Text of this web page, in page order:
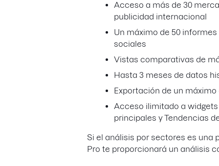
Acceso a más de 30
publicidad internacional
Un máximo de 50
sociales
Vistas comparativas de
Hasta 3 meses de datos
Exportación de un máximo
Acceso ilimitado a
principales y Tendencias
Si el análisis por sectores es una
Pro te proporcionará un análisis